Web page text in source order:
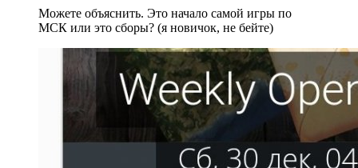
Можете объяснить. Это начало самой игры по
МСК или это сборы? (я новичок, не бейте)